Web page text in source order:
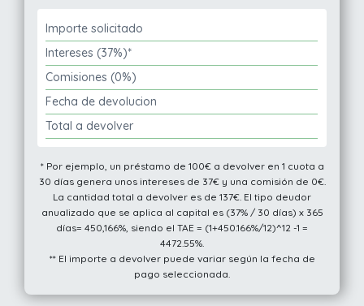
Importe solicitado
Intereses (37%)*
Comisiones (0%)
Fecha de devolucion
Total a devolver
* Por ejemplo, un préstamo de 100€ a devolver en 1 cuota a
30 días genera unos intereses de 37€ y una comisión de 0€.
La cantidad total a devolver es de 137€. El tipo deudor
anualizado que se aplica al capital es (37% / 30 días) x 365
días= 450,166%, siendo el TAE = (1+450.166%/12)^12 -1 =
4472.55%.
** El importe a devolver puede variar según la fecha de
pago seleccionada.